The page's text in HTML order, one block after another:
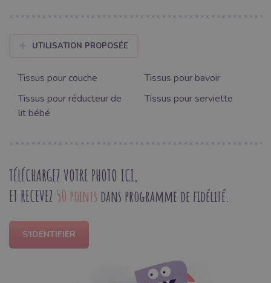
UTILISATION PROPOSÉE
Tissus pour couche
Tissus pour bavoir
Tissus pour réducteur de
lit bébé
Tissus pour serviette
TÉLÉCHARGEZ VOTRE PHOTO ICI,
ET RECEVEZ 50 points dans programme de fidélité.
S'IDENTIFIER